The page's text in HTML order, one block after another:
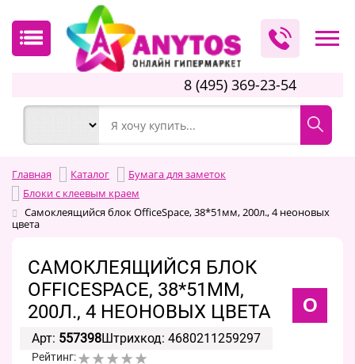
8 (495) 369-23-54
Главная Каталог
Бумага для заметок
Блоки с клеевым краем
Самоклеящийся блок OfficeSpace, 38*51мм, 200л., 4 неоновых
цвета
САМОКЛЕЯЩИЙСЯ БЛОК
OFFICESPACE, 38*51ММ,
200Л., 4 НЕОНОВЫХ ЦВЕТА
O
Арт: 557398Штрихкод: 4680211259297
Рейтинг: